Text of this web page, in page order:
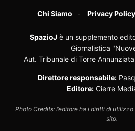
Chi Siamo Privacy Policy
SpazioJ è un supplemento
Giornalistica
Aut. Tribunale di Torre
Direttore responsabile:
Editore: Cierre
Photo Credits: l’editore ha i diritti di
sito.